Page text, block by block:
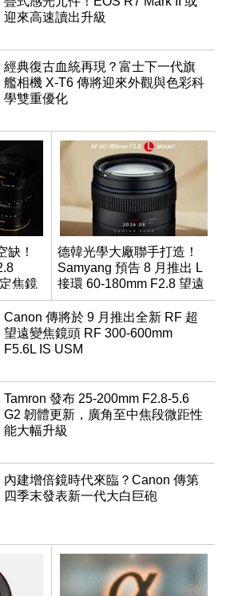
迎來高速讀出升級
經典復古血統再現？富士下一代旗
艦相機 X-T6 傳將迎來外觀與色彩科
學雙重優化
缺！
焦鏡
德韓光學大廠聯手打造！
Samyang 預告 8 月推出 L
接環 60-180mm F2.8 望遠
變焦鏡
Canon 傳將於 9 月推出全新 RF 超
望遠變焦鏡頭 RF 300-600mm
F5.6L IS USM
Tamron 發布 25-200mm F2.8-5.6
G2 韌體更新，廣角至中焦段微距性
能大幅升級
內建增倍鏡時代來臨？Canon 傳第
四季末發表新一代大白巨砲